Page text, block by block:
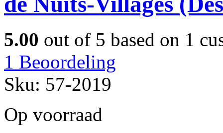
5.00 out of 5 based on 1
1 Beoordeling
Sku: 57-2019
Op voorraad